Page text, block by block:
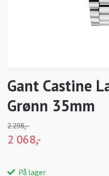
Gant Castine
Grønn 35mm
2 298,-
2 068,-
På lager